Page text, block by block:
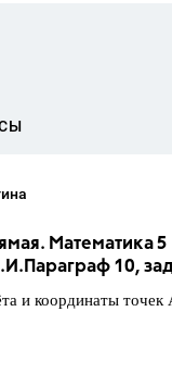
Математика 5
10,
и координаты